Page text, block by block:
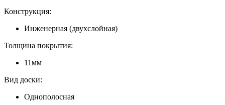
Конструкция:
Инженерная (двухслойная)
Толщина покрытия:
11мм
Вид доски:
Однополосная